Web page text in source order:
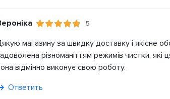
5
магазину за швидку доставку і якісне
різноманіттям режимів чистки, які
відмінно виконує свою роботу.
Ответить